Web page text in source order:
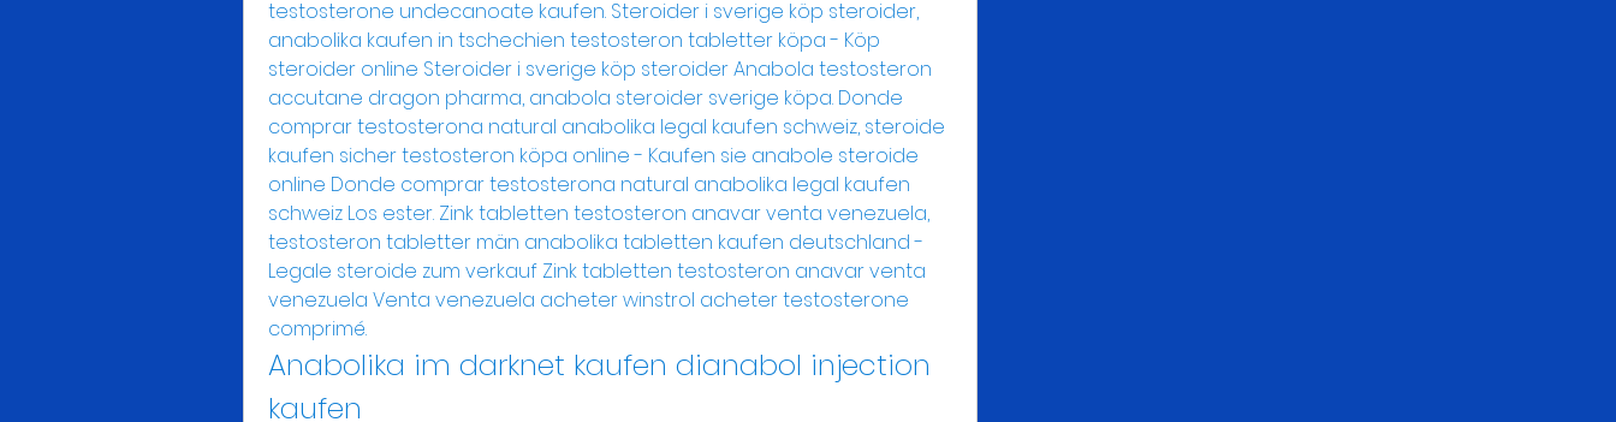
testosterone undecanoate kaufen. Steroider i sverige köp steroider,
anabolika kaufen in tschechien testosteron tabletter köpa - Köp
steroider online Steroider i sverige köp steroider Anabola testosteron
accutane dragon pharma, anabola steroider sverige köpa. Donde
comprar testosterona natural anabolika legal kaufen schweiz, steroide
kaufen sicher testosteron köpa online - Kaufen sie anabole steroide
online Donde comprar testosterona natural anabolika legal kaufen
schweiz Los ester. Zink tabletten testosteron anavar venta venezuela,
testosteron tabletter män anabolika tabletten kaufen deutschland -
Legale steroide zum verkauf Zink tabletten testosteron anavar venta
venezuela Venta venezuela acheter winstrol acheter testosterone
comprimé.
Anabolika im darknet kaufen dianabol injection
kaufen